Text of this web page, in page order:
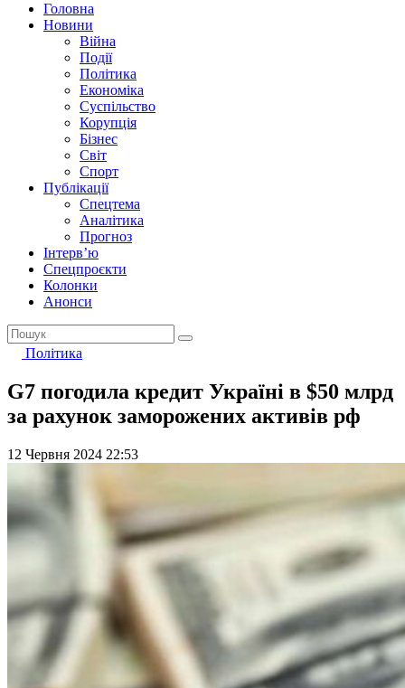
Головна
Новини
Війна
Події
Політика
Економіка
Суспільство
Корупція
Бізнес
Світ
Спорт
Публікації
Спецтема
Аналітика
Прогноз
Інтерв’ю
Спецпроєкти
Колонки
Анонси
Політика
G7 погодила кредит Україні в $50 млрд
за рахунок заморожених активів рф
12 Червня 2024 22:53